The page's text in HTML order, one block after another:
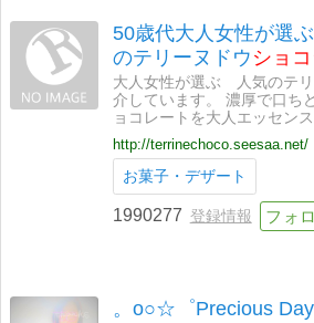
50歳代大人女性が選
のテリーヌドウ ショコ
大人女性が選ぶ 人気のテ
介しています。 濃厚で口ち
ョコレートを大人エッセン
http://terrinechoco.seesaa.net/
お菓子・デザート
1990277 登録情報
。o○☆゜Precious